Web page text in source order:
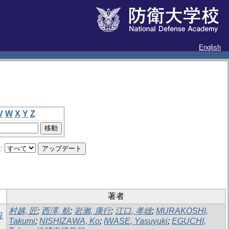
English
W X Y Z
著者
村越, 匠; 西澤, 航; 岩瀨, 康行; 江口, 孝雄; MURAKOSHI,
Takumi; NISHIZAWA, Ko; IWASE, Yasuyuki; EGUCHI,